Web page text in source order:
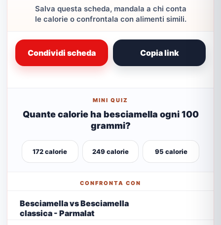
Salva questa scheda, mandala a chi conta
le calorie o confrontala con alimenti simili.
Condividi scheda Copia link
MINI QUIZ
Quante calorie ha besciamella ogni 100
grammi?
172 calorie 249 calorie 95 calorie
CONFRONTA CON
Besciamella vs Besciamella
classica - Parmalat